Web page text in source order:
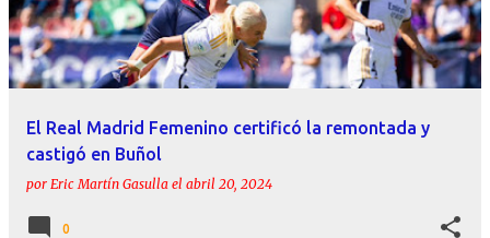
r
a
d
El Real Madrid Femenino certificó la remontada y
castigó en Buñol
por Eric Martín Gasulla el abril 20, 2024
0